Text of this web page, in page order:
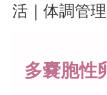
活｜体調管
多嚢胞性